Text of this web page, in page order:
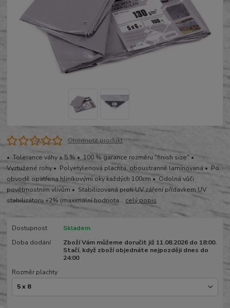
Ohodnotit produkt
• Tolerance váhy ± 5 % • 100 % garance rozměru "finish size" •
Vyztužené rohy • Polyetylenová plachta, oboustranně laminovaná • Po
obvodě opatřena hliníkovými oky každých 100cm • Odolná vůči
povětrnostním vlivům • Stabilizovaná proti UV záření přídavkem UV
stabilizátoru +2% (maximální hodnota... celý popis
Dostupnost
Skladem
Doba dodání
Zboží Vám můžeme doručit již 11.08.2026 do 18:00.
Stačí, když zboží objednáte nejpozději dnes do
24:00
Rozměr plachty